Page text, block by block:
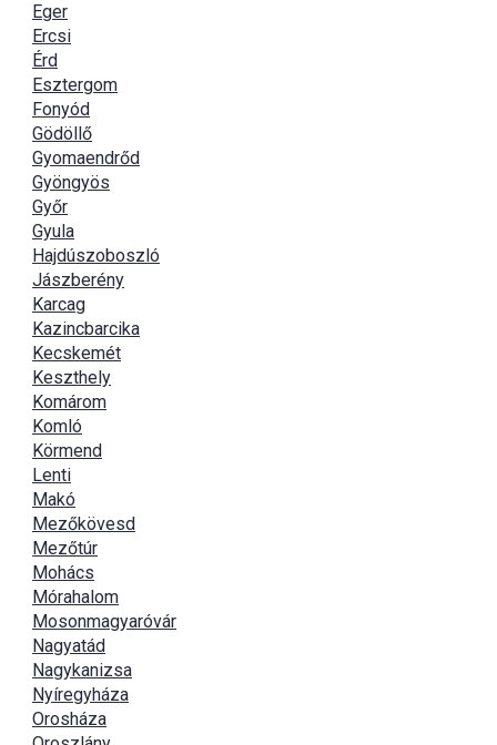
Eger
Ercsi
Érd
Esztergom
Fonyód
Gödöllő
Gyomaendrőd
Gyöngyös
Győr
Gyula
Hajdúszoboszló
Jászberény
Karcag
Kazincbarcika
Kecskemét
Keszthely
Komárom
Komló
Körmend
Lenti
Makó
Mezőkövesd
Mezőtúr
Mohács
Mórahalom
Mosonmagyaróvár
Nagyatád
Nagykanizsa
Nyíregyháza
Orosháza